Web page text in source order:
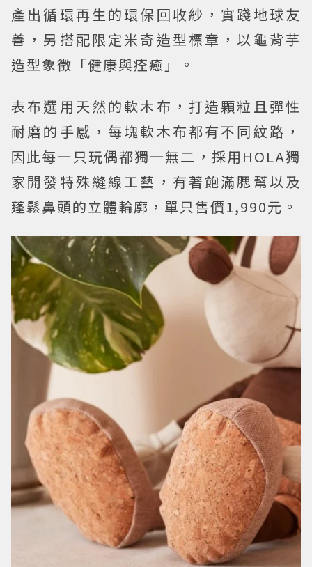
產出循環再生的環保回收紗，實踐地球友
善，另搭配限定米奇造型標章，以龜背芋
造型象徵「健康與痊癒」。
表布選用天然的軟木布，打造顆粒且彈性
耐磨的手感，每塊軟木布都有不同紋路，
因此每一只玩偶都獨一無二，採用HOLA獨
家開發特殊縫線工藝，有著飽滿腮幫以及
蓬鬆鼻頭的立體輪廓，單只售價1,990元。